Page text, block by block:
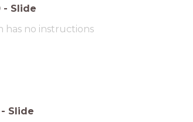
- Slide
has no instructions
- Slide